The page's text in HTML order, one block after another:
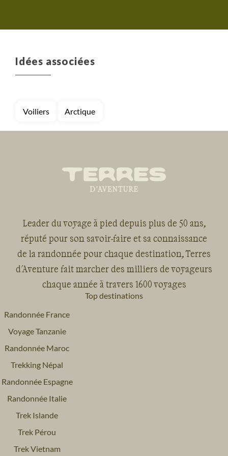
Idées associées
Voiliers Arctique
Leader du voyage à pied depuis plus de 50 ans,
réputé pour son savoir-faire et sa connaissance
de la randonnée pour chaque destination, Terres
d'Aventure fait marcher des milliers de voyageurs
chaque année à travers 1600 voyages
Top destinations
Randonnée France
Voyage Tanzanie
Randonnée Maroc
Trekking Népal
Randonnée Espagne
Randonnée Italie
Trek Islande
Trek Pérou
Trek Vietnam